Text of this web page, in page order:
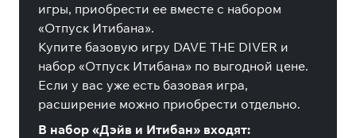
игры, приобрести ее вместе с набором
«Отпуск Итибана».
Купите базовую игру DAVE THE DIVER и
набор «Отпуск Итибана» по выгодной цене.
Если у вас уже есть базовая игра,
расширение можно приобрести отдельно.
В набор «Дэйв и Итибан» входят: